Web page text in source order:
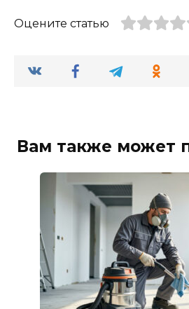
Оцените статью
Вам также может